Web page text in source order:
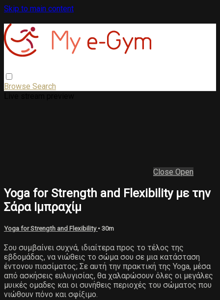
Skip to main content
Browse Search
Close Open
Yoga for Strength and Flexibility με την
Σάρα Ιμπραχίμ
Yoga for Strength and Flexibility • 30m
Σου συμβαίνει συχνά, ιδιαίτερα προς το τέλος της
εβδομάδας, να νιώθεις το σώμα σου σε μια κατάσταση
έντονου πιασίματος; Σε αυτή την πρακτική της Yoga, μέσα
από ασκήσεις ευλυγισίας, θα χαλαρώσουν όλες οι μεγάλες
μυικές ομαδες και οι συνήθεις περιοχές του σώματος που
νιώθουν πόνο και σφίξιμο.